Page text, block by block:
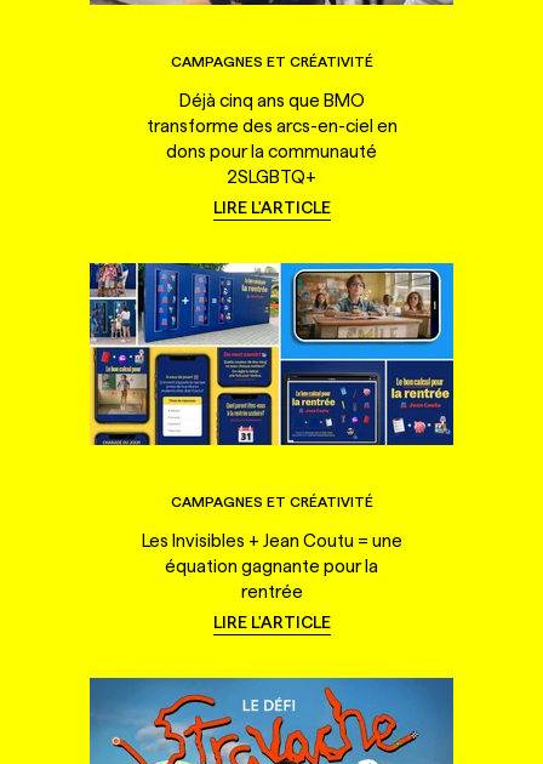
CAMPAGNES ET CRÉATIVITÉ
Déjà cinq ans que BMO
transforme des arcs-en-ciel en
dons pour la communauté
2SLGBTQ+
LIRE L'ARTICLE
CAMPAGNES ET CRÉATIVITÉ
Les Invisibles + Jean Coutu = une
équation gagnante pour la
rentrée
LIRE L'ARTICLE